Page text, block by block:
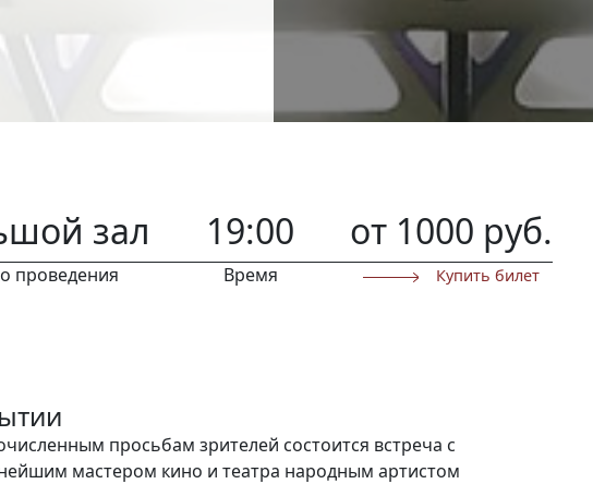
зал
проведения
19:00
Время
от 1000 руб.
Купить билет
просьбам зрителей состоится встреча с
мастером кино и театра народным артистом